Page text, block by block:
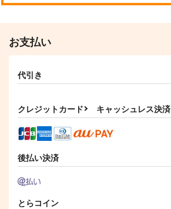
お支払い
代引き
クレジットカード キャッシュレス決済
後払い決済
とらコイン